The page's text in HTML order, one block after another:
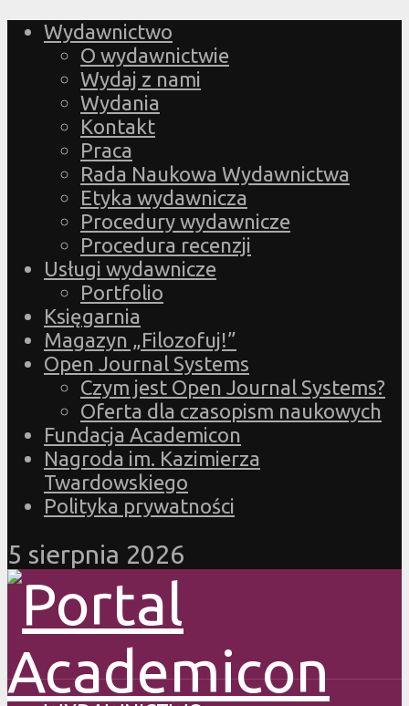
Wydawnictwo
O wydawnictwie
Wydaj z nami
Wydania
Kontakt
Praca
Rada Naukowa Wydawnictwa
Etyka wydawnicza
Procedury wydawnicze
Procedura recenzji
Usługi wydawnicze
Portfolio
Księgarnia
Magazyn „Filozofuj!”
Open Journal Systems
Czym jest Open Journal Systems?
Oferta dla czasopism naukowych
Fundacja Academicon
Nagroda im. Kazimierza
Twardowskiego
Polityka prywatności
5 sierpnia 2026